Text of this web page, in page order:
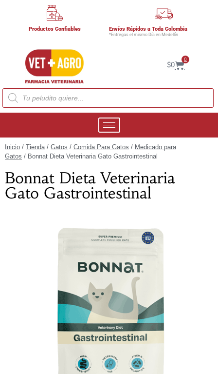
Productos Confiables Envíos Rápidos a Toda Colombia
*Entregas el mismo Día en Medellín
$0
0
Inicio / Tienda/ Gatos / Comida Para Gatos / Medicado para
Gatos / Bonnat Dieta Veterinaria Gato Gastrointestinal
Bonnat Dieta Veterinaria
Gato Gastrointestinal